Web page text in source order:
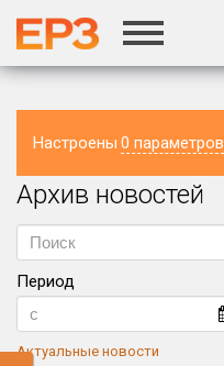
Настроены 0 параметров
Регион
Архив новостей
Период
Актуальные новости